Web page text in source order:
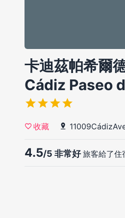
卡迪茲帕希爾
Cádiz Paseo
收藏
4.5/5 非常好旅客給了